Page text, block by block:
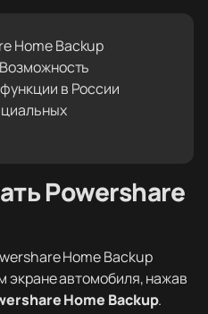
Home Backup
в России
Powershare
Home Backup
экране автомобиля, нажав
Home Backup.